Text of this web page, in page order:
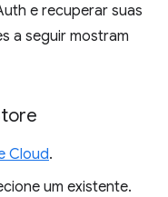
e recuperar suas
a seguir mostram
Cloud.
um existente.